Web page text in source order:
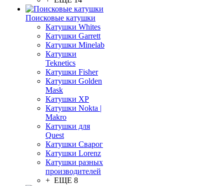
Поисковые катушки
Катушки Whites
Катушки Garrett
Катушки Minelab
Катушки
Teknetics
Катушки Fisher
Катушки Golden
Mask
Катушки XP
Катушки Nokta |
Makro
Катушки для
Quest
Катушки Сварог
Катушки Lorenz
Катушки разных
производителей
+ ЕЩЕ 8